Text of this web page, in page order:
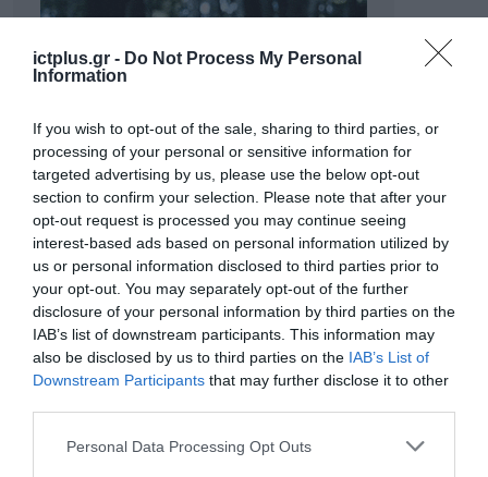
ictplus.gr - Do Not Process My Personal
Information
If you wish to opt-out of the sale, sharing to third parties, or
processing of your personal or sensitive information for
targeted advertising by us, please use the below opt-out
section to confirm your selection. Please note that after your
opt-out request is processed you may continue seeing
interest-based ads based on personal information utilized by
us or personal information disclosed to third parties prior to
your opt-out. You may separately opt-out of the further
disclosure of your personal information by third parties on the
IAB’s list of downstream participants. This information may
also be disclosed by us to third parties on the IAB’s List of
Downstream Participants that may further disclose it to other
Please note that this website/app uses one or more Google
Personal Data Processing Opt Outs